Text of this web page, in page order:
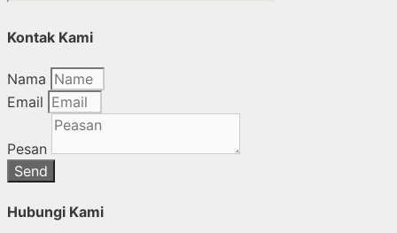
Kontak Kami
Nama
Email
Pesan
Send
Hubungi Kami